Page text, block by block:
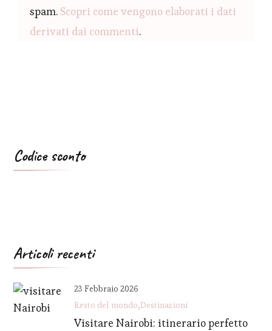
spam. Scopri come vengono elaborati i dati
derivati dai commenti.
Codice sconto
Articoli recenti
Resto del mondo Destinazioni
Visitare Nairobi: itinerario perfetto
23 Febbraio 2026